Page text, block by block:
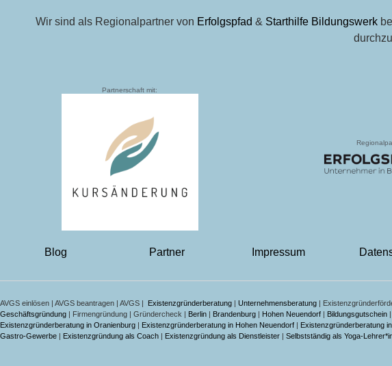
Wir sind als Regionalpartner von Erfolgspfad & Starthilfe Bildungswerk
Partnerschaft mit:
Blog Partner Impressum
AVGS einlösen | AVGS beantragen | AVGS | Existenzgründerberatung | Unternehmensberatung |
Geschäftsgründung | Firmengründung | Gründercheck | Berlin | Brandenburg | Hohen Neuendorf | Bildungsgutschein
Existenzgründerberatung in Oranienburg | Existenzgründerberatung in Hohen Neuendorf | Existenzgründerberatung
Gastro-Gewerbe | Existenzgründung als Coach | Existenzgründung als Dienstleister | Selbstständig als Yoga-